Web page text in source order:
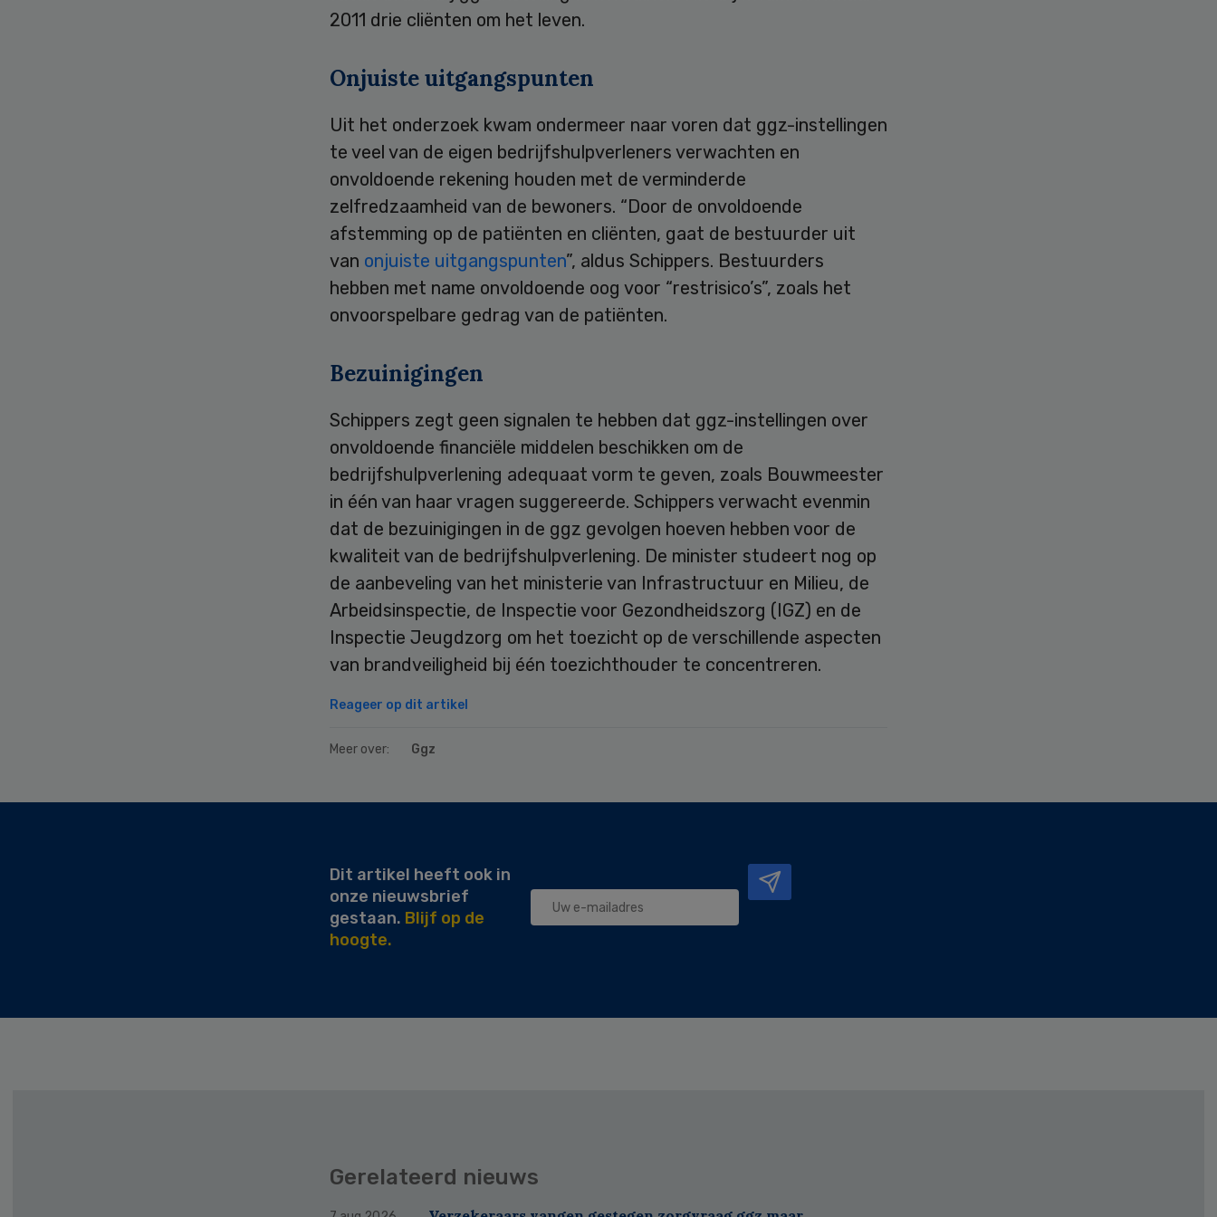
2011 drie cliënten om het leven.
Onjuiste uitgangspunten
Uit het onderzoek kwam ondermeer naar voren dat ggz-instellingen
te veel van de eigen bedrijfshulpverleners verwachten en
onvoldoende rekening houden met de verminderde
zelfredzaamheid van de bewoners. “Door de onvoldoende
afstemming op de patiënten en cliënten, gaat de bestuurder uit
van onjuiste uitgangspunten”, aldus Schippers. Bestuurders
hebben met name onvoldoende oog voor “restrisico’s”, zoals het
onvoorspelbare gedrag van de patiënten.
Bezuinigingen
Schippers zegt geen signalen te hebben dat ggz-instellingen over
onvoldoende financiële middelen beschikken om de
bedrijfshulpverlening adequaat vorm te geven, zoals Bouwmeester
in één van haar vragen suggereerde. Schippers verwacht evenmin
dat de bezuinigingen in de ggz gevolgen hoeven hebben voor de
kwaliteit van de bedrijfshulpverlening. De minister studeert nog op
de aanbeveling van het ministerie van Infrastructuur en Milieu, de
Arbeidsinspectie, de Inspectie voor Gezondheidszorg (IGZ) en de
Inspectie Jeugdzorg om het toezicht op de verschillende aspecten
van brandveiligheid bij één toezichthouder te concentreren.
Reageer op dit artikel
Meer over: Ggz
Dit artikel heeft ook in
onze nieuwsbrief
gestaan. Blijf op de
hoogte.
Gerelateerd nieuws